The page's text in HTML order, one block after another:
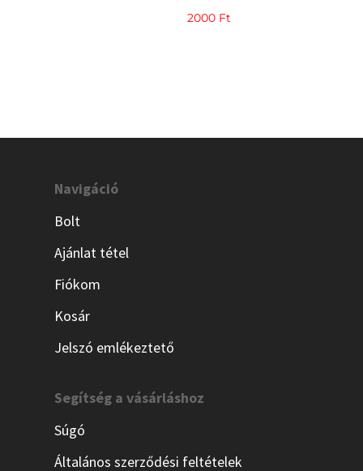
2000 Ft
Navigáció
Bolt
Ajánlat tétel
Fiókom
Kosár
Jelszó emlékeztető
Segítség a vásárláshoz
Súgó
Általános szerződési feltételek